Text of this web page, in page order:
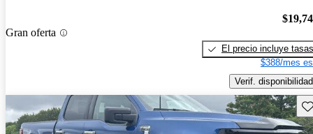
Gran oferta
El precio incluye tasas
$388/mes
Verif. disponibilidad